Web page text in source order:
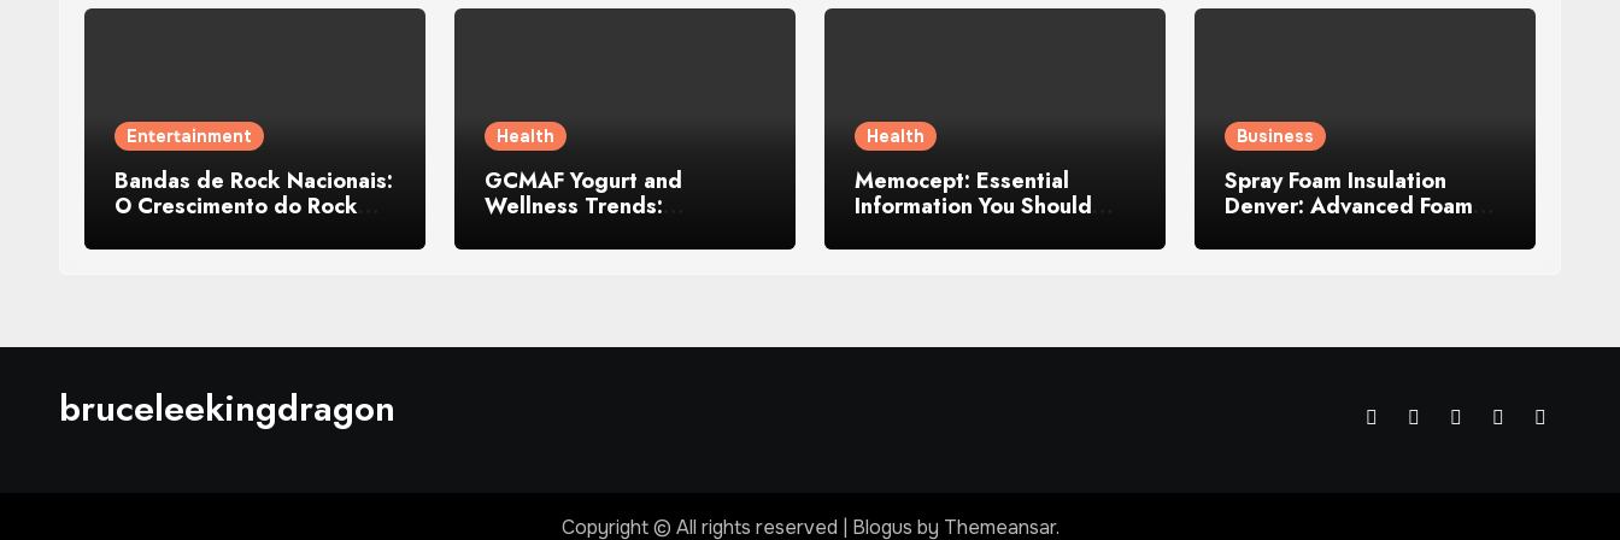
Entertainment
Bandas de Rock Nacionais:
O Crescimento do Rock
Health
GCMAF Yogurt and
Wellness Trends:
Behind Its Growing
Health
Memocept: Essential
Information You Should
Business
Spray Foam Insulation
Denver: Advanced Foam
Air Control and Durable
bruceleekingdragon
Copyright © All rights reserved | Blogus by Themeansar.